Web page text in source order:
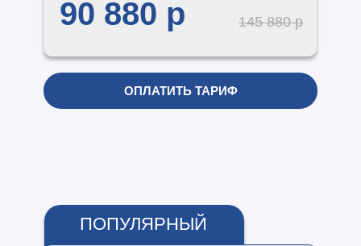
90 880 р 145 880 р
ПОПУЛЯРНЫЙ
ОПЛАТИТЬ ТАРИФ